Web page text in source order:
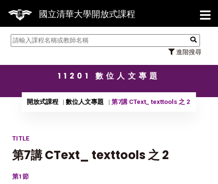
國立清華大學開放式課程
進階搜尋
【
11201 數位人文專題
開放式課程 數位人文專題 第7講 CText_ texttools 之 2
TITLE
第7講 CText_ texttools 之 2
第1節